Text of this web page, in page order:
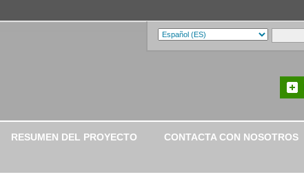
RESUMEN DEL PROYECTO CONTACTA CON NOSOTROS